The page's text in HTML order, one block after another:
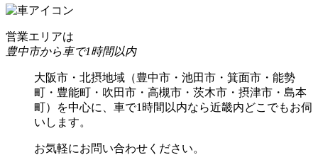
営業エリアは
豊中市から車で1時間以内
大阪市・北摂地域（豊中市・池田市・箕面市・能勢
町・豊能町・吹田市・高槻市・茨木市・摂津市・島本
町）を中心に、車で1時間以内なら近畿内どこでもお伺
いします。
お気軽にお問い合わせください。